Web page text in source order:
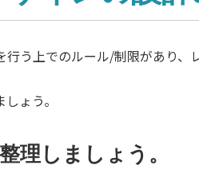
う上でのルール/制限があり
ょう。
理しましょう。